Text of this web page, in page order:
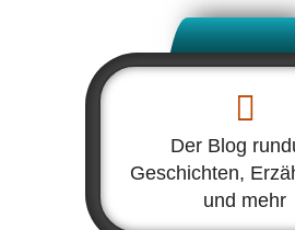
Der Blog
Geschichten,
und mehr